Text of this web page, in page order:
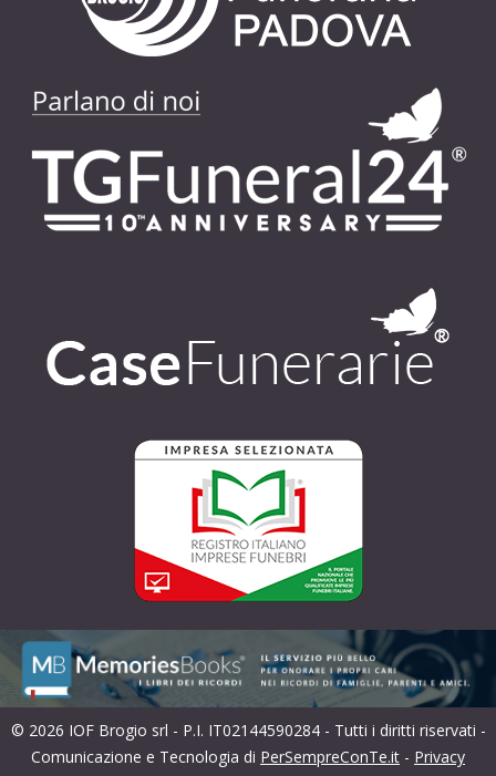
© 2026 IOF Brogio srl - P.I. IT02144590284 - Tutti i diritti riservati -
Comunicazione e Tecnologia di PerSempreConTe.it - Privacy